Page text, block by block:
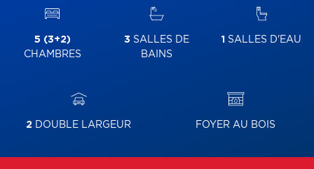
5 (3+2)
CHAMBRES
3 SALLES DE
BAINS
1 SALLES D'EAU
2 DOUBLE LARGEUR FOYER AU BOIS